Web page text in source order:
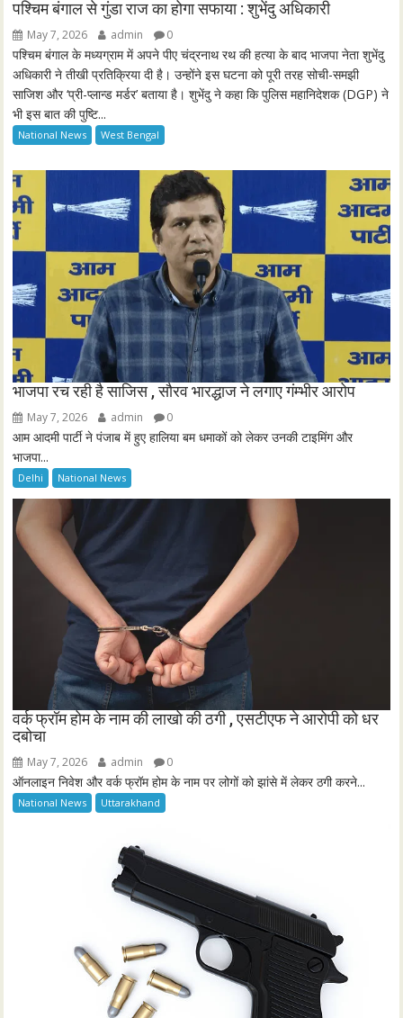
n
s
l
s
e
n
पश्चिम बंगाल से गुंडा राज का होगा सफाया : शुभेंदु अधिकारी
May 7, 2026 admin 0
पश्चिम बंगाल के मध्यग्राम में अपने पीए चंद्रनाथ रथ की हत्या के बाद भाजपा नेता शुभेंदु
अधिकारी ने तीखी प्रतिक्रिया दी है। उन्होंने इस घटना को पूरी तरह सोची-समझी
साजिश और ‘प्री-प्लान्ड मर्डर’ बताया है। शुभेंदु ने कहा कि पुलिस महानिदेशक (DGP) ने
भी इस बात की पुष्टि...
National News West Bengal
भाजपा रच रही है साजिस , सौरव भारद्धाज ने लगाए गंम्भीर आरोप
May 7, 2026 admin 0
आम आदमी पार्टी ने पंजाब में हुए हालिया बम धमाकों को लेकर उनकी टाइमिंग और
भाजपा...
Delhi National News
वर्क फ्रॉम होम के नाम की लाखो की ठगी , एसटीएफ ने आरोपी को धर
दबोचा
May 7, 2026 admin 0
ऑनलाइन निवेश और वर्क फ्रॉम होम के नाम पर लोगों को झांसे में लेकर ठगी करने...
National News Uttarakhand